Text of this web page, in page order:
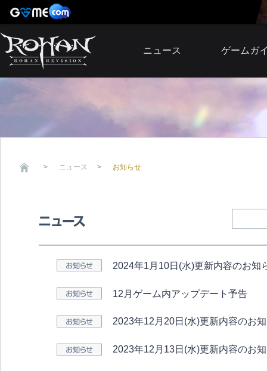
ニュース
アップデート
ゲームガ
ニュース お知らせ
2024年1月10日(水)更新内容のお知
12月ゲーム内アップデート予告
2023年12月20日(水)更新内容のお
2023年12月13日(水)更新内容のお